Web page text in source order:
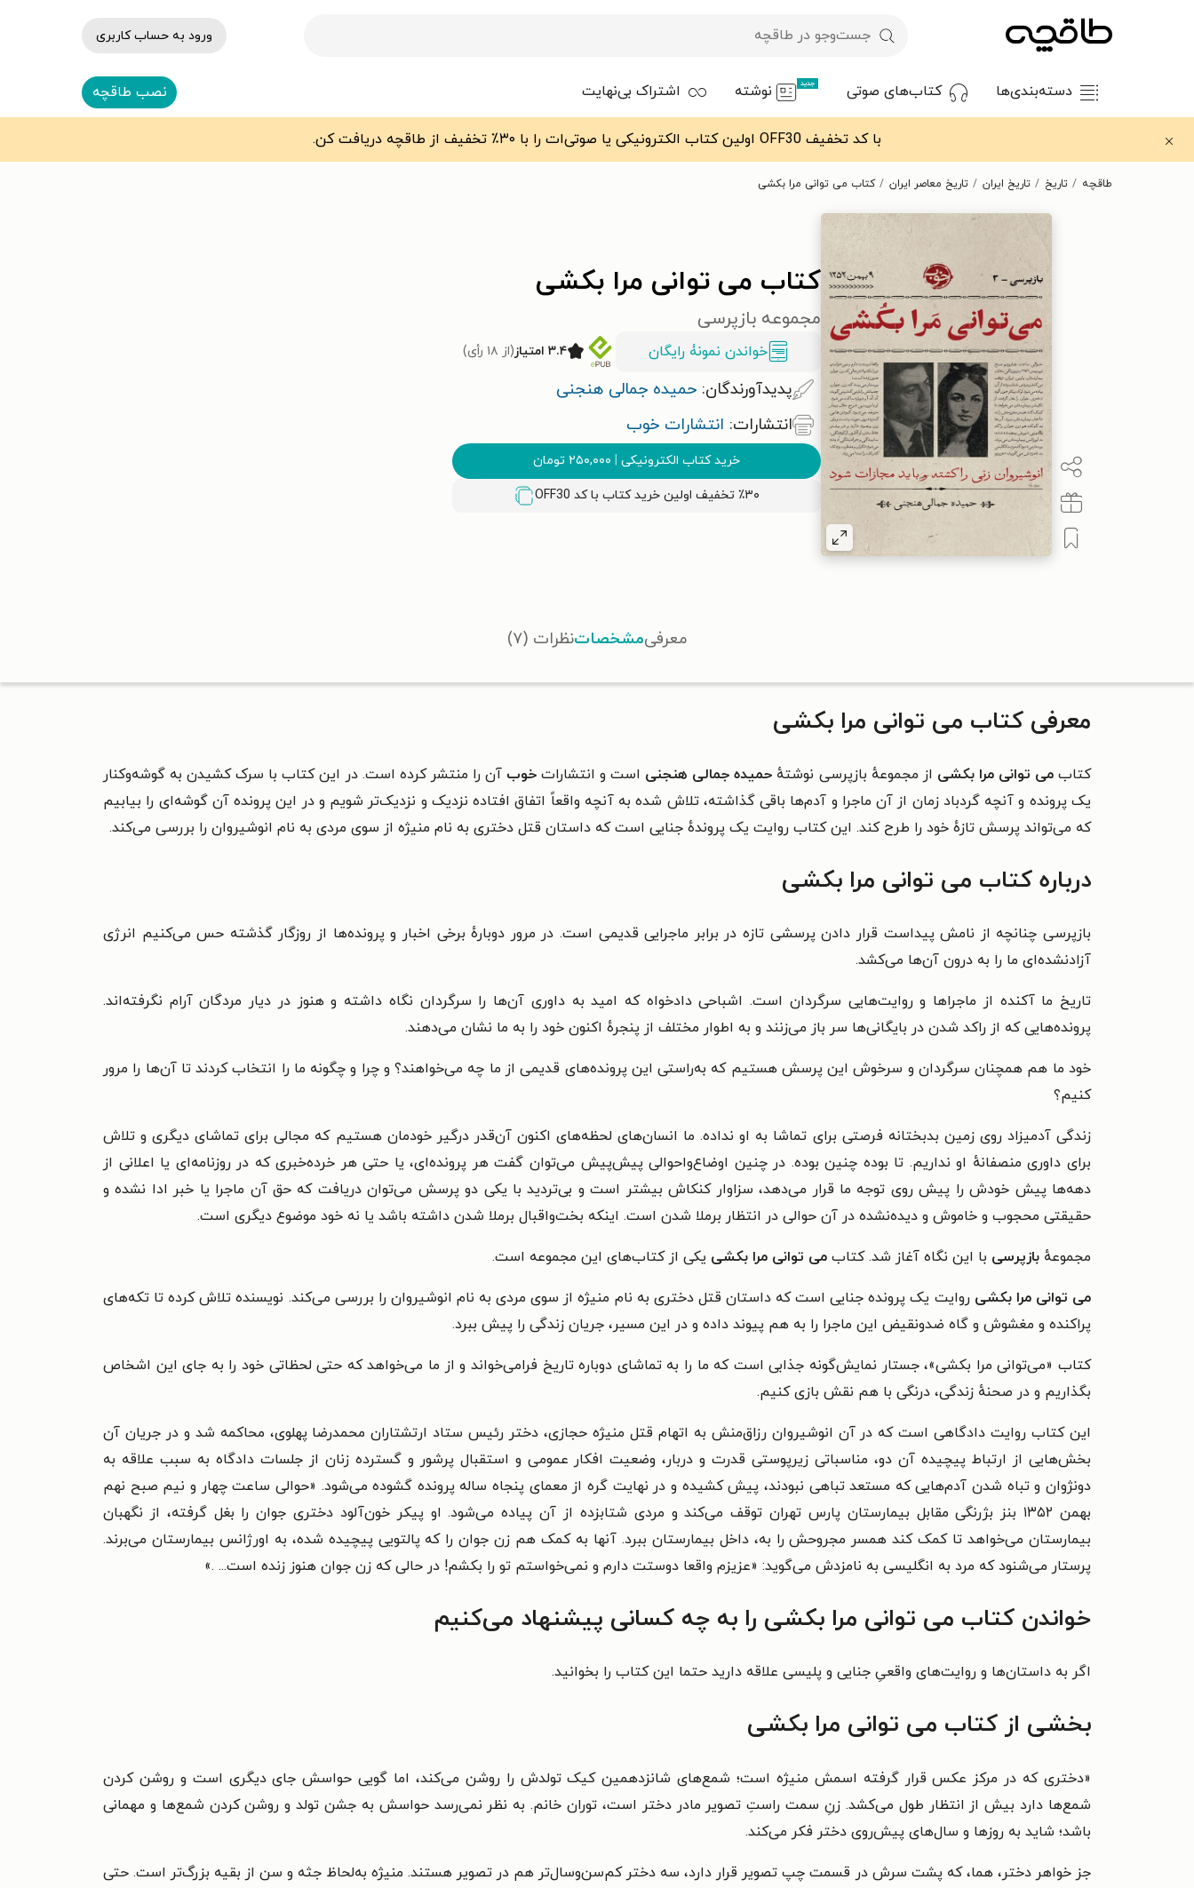
ورود به حساب کاربری
دسته‌بندی‌ها کتاب‌های صوتی جدید نوشته اشتراک بی‌نهایت نصب طاقچه
با کد تخفیف OFF30 اولین کتاب الکترونیکی یا صوتی‌ات را با ۳۰٪ تخفیف از طاقچه دریافت کن.
طاقچه تاریخ تاریخ ایران تاریخ معاصر ایران کتاب می توانی مرا بکشی
کتاب می توانی مرا بکشی
مجموعه بازپرسی
خواندن نمونۀ رایگان ۳.۴ امتیاز (از ۱۸ رأی)
پدیدآورندگان: حمیده جمالی هنجنی
انتشارات: انتشارات خوب
خرید کتاب الکترونیکی ۲۵۰,۰۰۰ تومان
٪۳۰ تخفیف اولین خرید کتاب با کد OFF30
معرفیمشخصاتنظرات (۷)
معرفی کتاب می توانی مرا بکشی
کتابمی توانی مرا بکشی از مجموعهٔ بازپرسی نوشتهٔ حمیده جمالی هنجنی است و انتشاراتخوبآن را منتشر کرده است. در این کتاب با سرک کشیدن به گوشه‌وکنار
یک پرونده‌ و آنچه گردباد زمان از آن ماجرا و آدم‌ها باقی گذاشته، تلاش شده به آنچه واقعاً اتفاق افتاده نزدیک و نزدیک‌تر شویم و در این پرونده‌ آن گوشه‌ای را بیابیم
که می‌تواند پرسش تازهٔ خود را طرح کند. این کتاب روایت یک پرونده‌ٔ جنایی است که داستان قتل دختری به نام منیژه از سوی مردی به نام انوشیروان را بررسی می‌کند.
درباره کتاب می توانی مرا بکشی
بازپرسی چنانچه از نامش پیداست قرار دادن پرسشی تازه در برابر ماجرایی قدیمی است. در مرور دوبارهٔ برخی اخبار و پرونده‌ها از روزگار گذشته حس می‌کنیم انرژی
آزادنشده‌ای ما را به درون آن‌ها می‌کشد.
تاریخ ما آکنده از ماجراها و روایت‌هایی سرگردان است. اشباحی دادخواه که امید به داوری آن‌ها را سرگردان نگاه داشته و هنوز در دیار مردگان آرام نگرفته‌اند.
پرونده‌هایی که از راکد شدن در بایگانی‌ها سر باز می‌زنند و به اطوار مختلف از پنجرهٔ اکنون خود را به ما نشان می‌دهند.
خود ما هم همچنان سرگردان و سرخوش این پرسش هستیم که به‌راستی این پرونده‌های قدیمی از ما چه می‌خواهند؟ و چرا و چگونه ما را انتخاب کردند تا آن‌ها را مرور
کنیم؟
زندگی آدمیزاد روی زمین بدبختانه فرصتی برای تماشا به او نداده. ما انسان‌های لحظه‌های اکنون آن‌قدر درگیر خودمان هستیم که مجالی برای تماشای دیگری و تلاش
برای داوری منصفانهٔ او نداریم. تا بوده چنین بوده. در چنین اوضاع‌واحوالی پیش‌پیش می‌توان گفت هر پرونده‌ای، یا حتی هر خرده‌خبری که در روزنامه‌ای یا اعلانی از
دهه‌ها پیش خودش را پیش روی توجه ما قرار می‌دهد، سزاوار کنکاش بیشتر است و بی‌تردید با یکی دو پرسش می‌توان دریافت که حق آن ماجرا یا خبر ادا نشده و
حقیقتی محجوب و خاموش و دیده‌نشده در آن حوالی در انتظار برملا شدن است. اینکه بخت‌واقبال برملا شدن داشته باشد یا نه خود موضوع دیگری است.
مجموعهٔ بازپرسی با این نگاه آغاز شد. کتاب می توانی مرا بکشی یکی از کتاب‌های این مجموعه است.
می توانی مرا بکشی روایت یک پرونده‌ جنایی است که داستان قتل دختری به نام منیژه از سوی مردی به نام انوشیروان را بررسی می‌کند. نویسنده تلاش کرده تا تکه‌های
پراکنده و مغشوش و گاه ضدونقیض این ماجرا را به هم پیوند داده و در این مسیر، جریان زندگی را پیش ببرد.
کتاب «می‌توانی مرا بکشی»، جستار نمایش‌گونه‌ جذابی است که ما را به تماشای دوباره‌ تاریخ فرامی‌خواند و از ما می‌خواهد که حتی لحظاتی خود را به جای این اشخاص
بگذاریم و در صحنه‌‌ٔ زندگی، درنگی با هم نقش بازی کنیم.
این کتاب روایت دادگاهی است که در آن انوشیروان رزاق‌منش به اتهام قتل منیژه حجازی، دختر رئیس ستاد ارتشتاران محمدرضا پهلوی، محاکمه شد و در جریان آن
بخش‌هایی از ارتباط پیچیده آن دو، مناسباتی زیرپوستی قدرت و دربار، وضعیت افکار عمومی و استقبال پرشور و گسترده زنان از جلسات دادگاه به سبب علاقه به
دونژوان و تباه شدن آدم‌هایی که مستعد تباهی نبودند، پیش کشیده و در نهایت گره از معمای پنجاه ساله پرونده گشوده می‌شود. «حوالی ساعت چهار و نیم صبح نهم
بهمن ۱۳۵۲ بنز بژرنگی مقابل بیمارستان پارس تهران توقف می‌کند و مردی شتابزده از آن پیاده می‌شود. او پیکر خون‌آلود دختری جوان را بغل گرفته، از نگهبان
بیمارستان می‌خواهد تا کمک کند همسر مجروحش را به، داخل بیمارستان ببرد. آنها به کمک هم زن جوان را که پالتویی پیچیده شده، به اورژانس بیمارستان می‌برند.
پرستار می‌شنود که مرد به انگلیسی به نامزدش می‌گوید: «عزیزم واقعا دوستت دارم و نمی‌خواستم تو را بکشم! در حالی که زن جوان هنوز زنده است... .»
خواندن کتاب می توانی مرا بکشی را به چه کسانی پیشنهاد می‌کنیم
اگر به داستان‌ها و روایت‌های واقعیِ جنایی و پلیسی علاقه دارید حتما این کتاب را بخوانید.
بخشی از کتاب می توانی مرا بکشی
«دختری که در مرکز عکس قرار گرفته اسمش منیژه است؛ شمع‌های شانزدهمین کیک تولدش را روشن می‌کند، اما گویی حواسش جای دیگری است و روشن کردن
شمع‌ها دارد بیش از انتظار طول می‌کشد. زنِ سمت راستِ تصویر مادر دختر است، توران خانم. به نظر نمی‌رسد حواسش به جشن تولد و روشن کردن شمع‌ها و مهمانی
باشد؛ شاید به روزها و سال‌های پیش‌روی دختر فکر می‌کند.
جز خواهر دختر، هما، که پشت سرش در قسمت چپ تصویر قرار دارد، سه دختر کم‌سن‌وسال‌تر هم در تصویر هستند. منیژه به‌لحاظ جثه و سن از بقیه بزرگ‌تر است. حتی